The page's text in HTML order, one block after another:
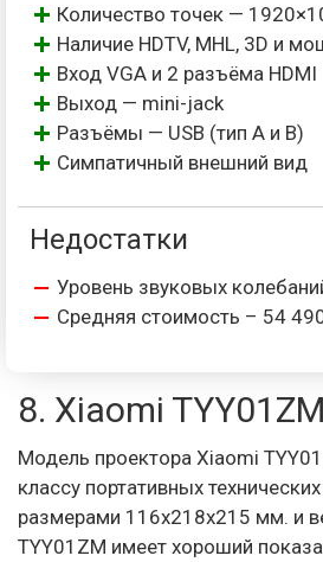
Количество точек —
Наличие HDTV, MHL, 3D и
Вход VGA и 2 разъёма HDMI
Выход — mini-jack
Разъёмы — USB (тип А и В)
Симпатичный внешний вид
Недостатки
Уровень звуковых
Средняя стоимость – 54
8. Xiaomi TYY01ZM
Модель проектора Xiaomi
классу портативных
размерами 116x218x215 мм. и
TYY01ZM имеет хороший